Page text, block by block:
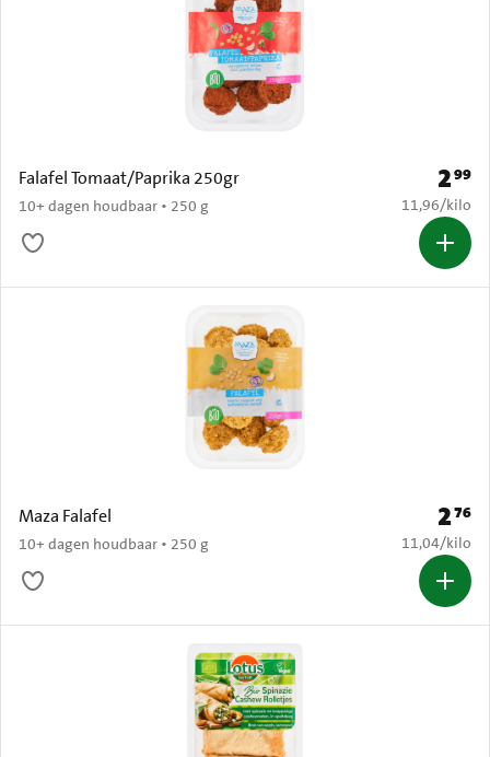
Falafel Tomaat/Paprika 250gr
10+ dagen houdbaar • 250 g
Prijs:
299
€ 11,96 per
11,96/kilo
Maza Falafel
10+ dagen houdbaar • 250 g
Prijs:
276
€ 11,04 per
11,04/kilo